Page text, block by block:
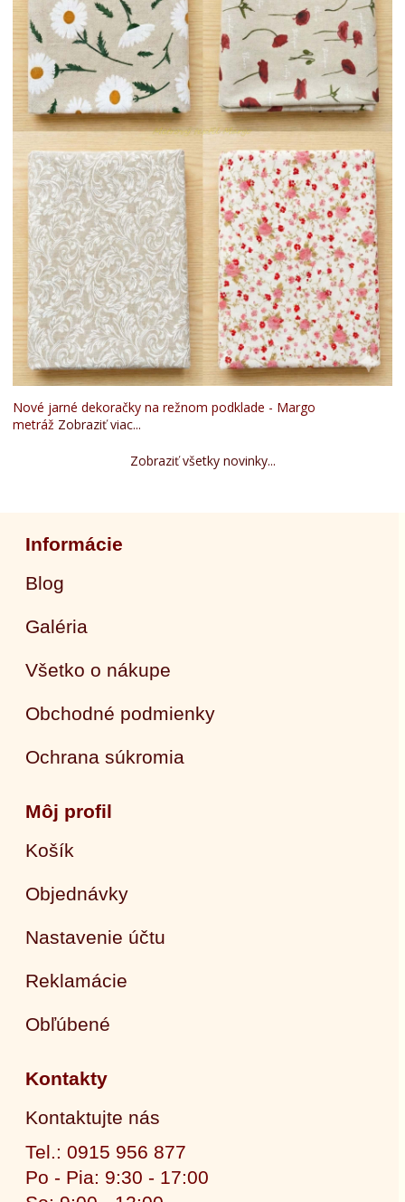
Nové jarné dekoračky na režnom podklade - Margo
metráž Zobraziť viac...
Zobraziť všetky novinky...
Informácie
Blog
Galéria
Všetko o nákupe
Obchodné podmienky
Ochrana súkromia
Môj profil
Košík
Objednávky
Nastavenie účtu
Reklamácie
Obľúbené
Kontakty
Kontaktujte nás
Tel.: 0915 956 877
Po - Pia: 9:30 - 17:00